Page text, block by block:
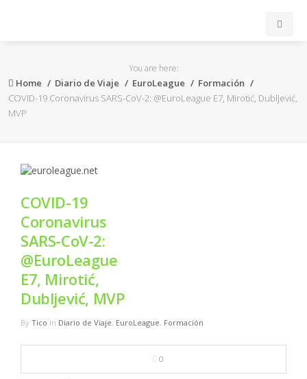
ACB
FEB
FIBA
OTROS
FORMACIÓN
MULTIMEDIA
You are here:
Home Diario de Viaje EuroLeague
Formación
COVID-19 Coronavirus SARS-CoV-2: @EuroLeague E7, Mirotić, Dubljević,
MVP
COVID-19
Coronavirus
SARS-CoV-2:
@EuroLeague
E7, Mirotić,
Dubljević, MVP
By Tico in Diario de Viaje, EuroLeague, Formación
0